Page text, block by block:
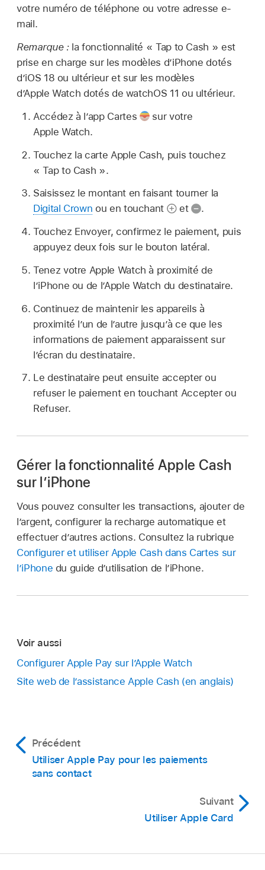
votre numéro de téléphone ou votre adresse e-
mail.
Remarque : la fonctionnalité « Tap to Cash » est
prise en charge sur les modèles d’iPhone dotés
d’iOS 18 ou ultérieur et sur les modèles
d’Apple Watch dotés de watchOS 11 ou ultérieur.
Accédez à l’app Cartes
sur votre
Apple Watch.
Touchez la carte Apple Cash, puis touchez
« Tap to Cash ».
Saisissez le montant en faisant tourner la
Digital Crown ou en touchant et
.
Touchez Envoyer, confirmez le paiement, puis
appuyez deux fois sur le bouton latéral.
Tenez votre Apple Watch à proximité de
l’iPhone ou de l’Apple Watch du destinataire.
Continuez de maintenir les appareils à
proximité l’un de l’autre jusqu’à ce que les
informations de paiement apparaissent sur
l’écran du destinataire.
Le destinataire peut ensuite accepter ou
refuser le paiement en touchant Accepter ou
Refuser.
Gérer la fonctionnalité Apple Cash
sur l’iPhone
Vous pouvez consulter les transactions, ajouter de
l’argent, configurer la recharge automatique et
effectuer d’autres actions. Consultez la rubrique
Configurer et utiliser Apple Cash dans Cartes sur
l’iPhone du guide d’utilisation de l’iPhone.
Voir aussi
Configurer Apple Pay sur l’Apple Watch
Site web de l’assistance Apple Cash (en anglais)
Précédent
Utiliser Apple Pay pour les paiements
sans contact
Suivant
Utiliser Apple Card